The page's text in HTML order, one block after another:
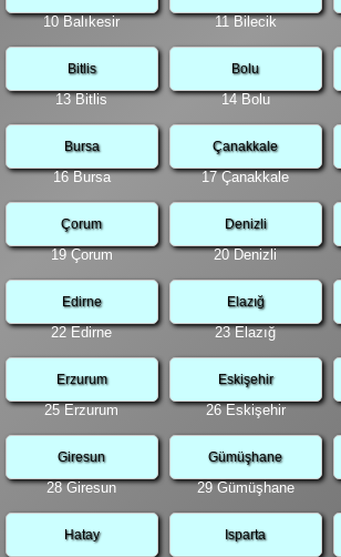
10 Balıkesir 11 Bilecik
Bitlis
13 Bitlis
Bolu
14 Bolu
Bursa
16 Bursa
Çanakkale
17 Çanakkale
Çorum
19 Çorum
Denizli
20 Denizli
Edirne
22 Edirne
Elazığ
23 Elazığ
Erzurum
25 Erzurum
Eskişehir
26 Eskişehir
Giresun
28 Giresun
Gümüşhane
29 Gümüşhane
Hatay Isparta